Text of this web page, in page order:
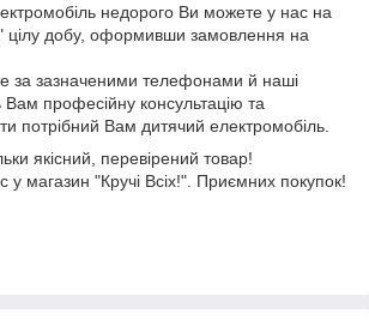
недорого Ви можете у нас на
цілу добу, оформивши замовлення на
за зазначеними телефонами й наші
професійну консультацію та
потрібний Вам дитячий електромобіль.
якісний, перевірений товар!
у магазин "Кручі Всіх!". Приємних покупок!